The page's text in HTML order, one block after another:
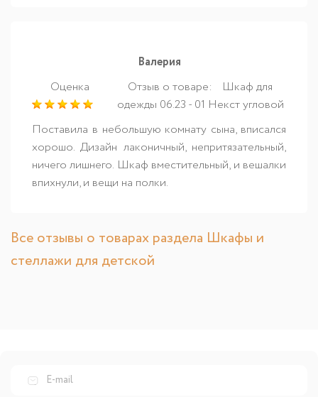
Валерия
Оценка
Отзыв о товаре:
Шкаф для
одежды 06.23 - 01 Некст угловой
Поставила в небольшую комнату сына, вписался
хорошо. Дизайн лаконичный, непритязательный,
ничего лишнего. Шкаф вместительный, и вешалки
впихнули, и вещи на полки.
Все отзывы о товарах раздела Шкафы и
стеллажи для детской